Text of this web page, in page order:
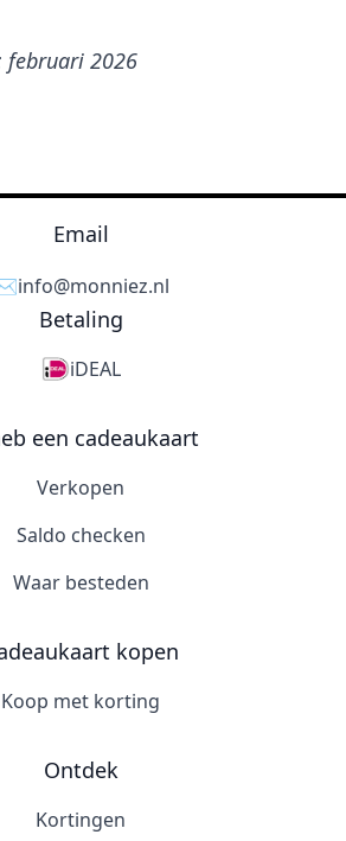
februari 2026
Email
info@monniez.nl
Betaling
iDEAL
een cadeaukaart
Verkopen
Saldo checken
Waar besteden
kopen
Koop met korting
Ontdek
Kortingen